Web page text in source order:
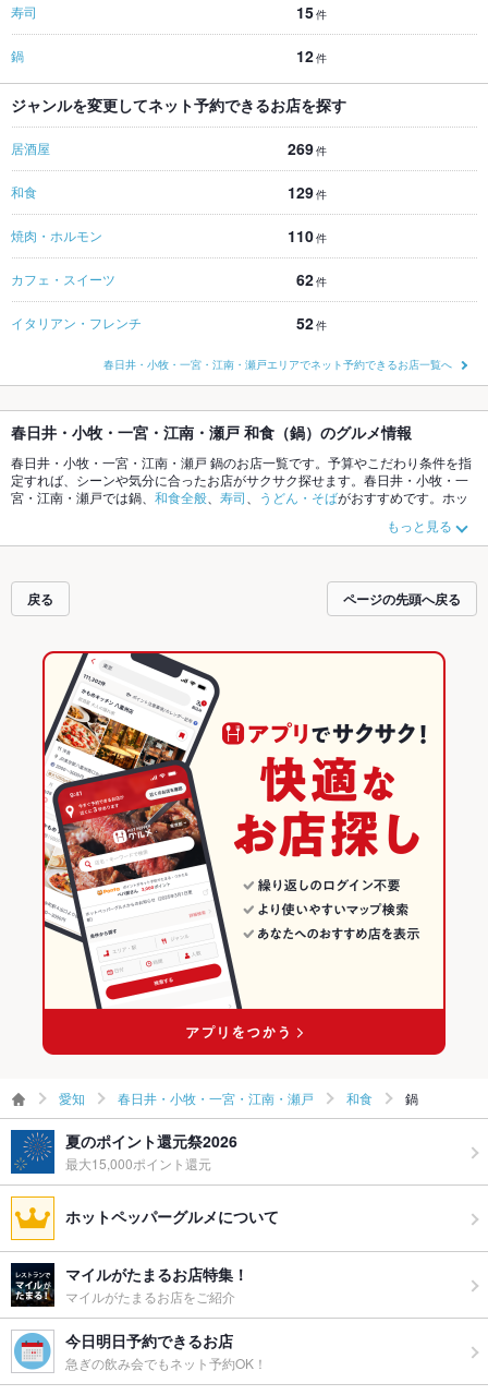
寿司 15件
鍋 12件
ジャンルを変更してネット予約できるお店を探す
居酒屋 269件
和食 129件
焼肉・ホルモン 110件
カフェ・スイーツ 62件
イタリアン・フレンチ 52件
春日井・小牧・一宮・江南・瀬戸エリアでネット予約できるお店一覧へ
春日井・小牧・一宮・江南・瀬戸 和食（鍋）のグルメ情報
春日井・小牧・一宮・江南・瀬戸 鍋のお店一覧です。予算やこだわり条件を指
定すれば、シーンや気分に合ったお店がサクサク探せます。春日井・小牧・一
宮・江南・瀬戸では鍋、 和食全般 寿司 うどん・そばがおすすめです。ホッ
や季節のおすすめ料理など、お店の最新情報をご紹介している
ので安心！24時間使える簡単便利なネット予約が使えるお店も拡大中です。友
にホットペッパーグルメをご利用ください。
もっと見る
戻る ページの先頭へ戻る
愛知 春日井・小牧・一宮・江南・瀬戸 和食 鍋
夏のポイント還元祭2026
最大15,000ポイント還元
ホットペッパーグルメについて
マイルがたまるお店特集！
マイルがたまるお店をご紹介
今日明日予約できるお店
急ぎの飲み会でもネット予約OK！